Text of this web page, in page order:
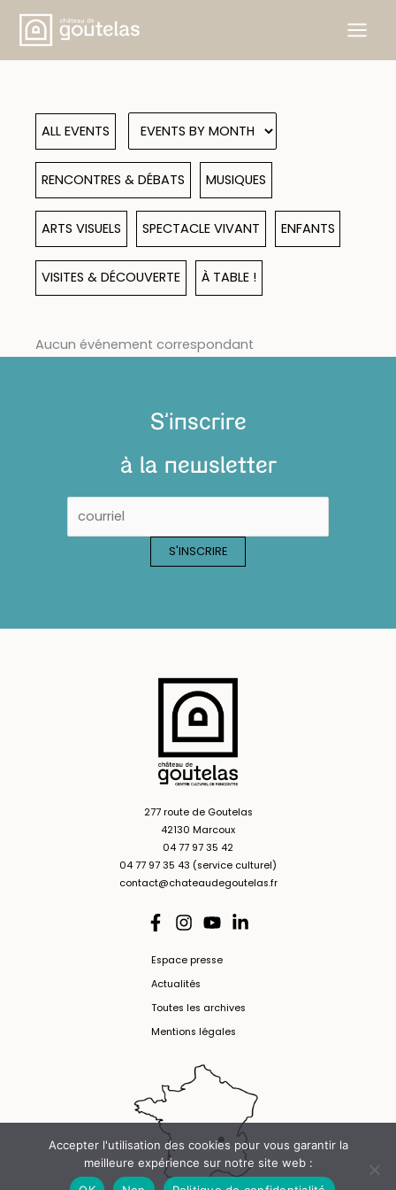
Skip
content
ALL EVENTS
RENCONTRES & DÉBATS MUSIQUES
ARTS VISUELS SPECTACLE VIVANT ENFANTS
VISITES & DÉCOUVERTE À TABLE !
Aucun événement correspondant
S'inscrire
à la newsletter
277 route de Goutelas
42130 Marcoux
04 77 97 35 42
04 77 97 35 43 (service culturel)
contact@chateaudegoutelas.fr
Espace presse
Actualités
Toutes les archives
Mentions légales
Accepter l'utilisation des cookies pour vous garantir la
meilleure expérience sur notre site web :